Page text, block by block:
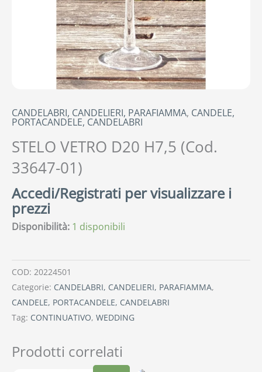
CANDELABRI, CANDELIERI, PARAFIAMMA, CANDELE,
PORTACANDELE, CANDELABRI
STELO VETRO D20 H7,5 (Cod.
33647-01)
Accedi/Registrati per visualizzare i
prezzi
Disponibilità: 1 disponibili
COD: 20224501
Categorie: CANDELABRI, CANDELIERI, PARAFIAMMA,
CANDELE, PORTACANDELE, CANDELABRI
Tag: CONTINUATIVO, WEDDING
Prodotti correlati